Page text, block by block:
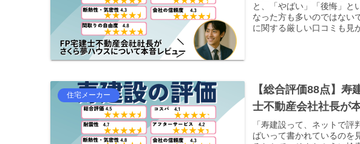
と、「やばい」「後悔」と
なった方も多いのではない
に関する厳しい口コミも見
住宅メーカー
【総合評価88点】寿
士不動産会社社長が
「寿建設って、ネットで
ばいって書かれているのを